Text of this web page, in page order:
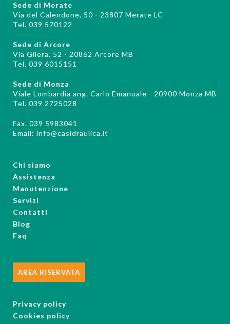
Sede di Merate
Via del Calendone, 50 - 23807 Merate LC
Tel. 039 570122
Sede di Arcore
Via Gilera, 52 - 20862 Arcore MB
Tel. 039 6015151
Sede di Monza
Viale Lombardia ang. Carlo Emanuale - 20900 Monza MB
Tel. 039 2725028
Fax. 039 5983041
Email: info@casidraulica.it
Chi siamo
Assistenza
Manutenzione
Servizi
Contatti
Blog
Faq
AREA RISERVATA
Privacy policy
Cookies policy